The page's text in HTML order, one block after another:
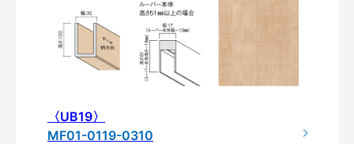
〈UB19〉
MF01-0119-0310